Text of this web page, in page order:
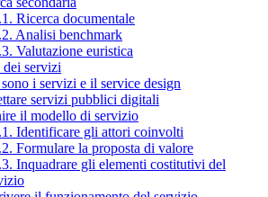
Ricerca documentale
Analisi benchmark
Valutazione euristica
dei servizi
i servizi e il service design
servizi pubblici digitali
il modello di servizio
Identificare gli attori coinvolti
Formulare la proposta di valore
Inquadrare gli elementi costitutivi del